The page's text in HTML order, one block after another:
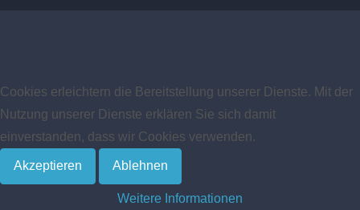
Cookies erleichtern die Bereitstellung unserer Dienste. Mit der
Nutzung unserer Dienste erklären Sie sich damit
einverstanden, dass wir Cookies verwenden.
Akzeptieren Ablehnen
Weitere Informationen